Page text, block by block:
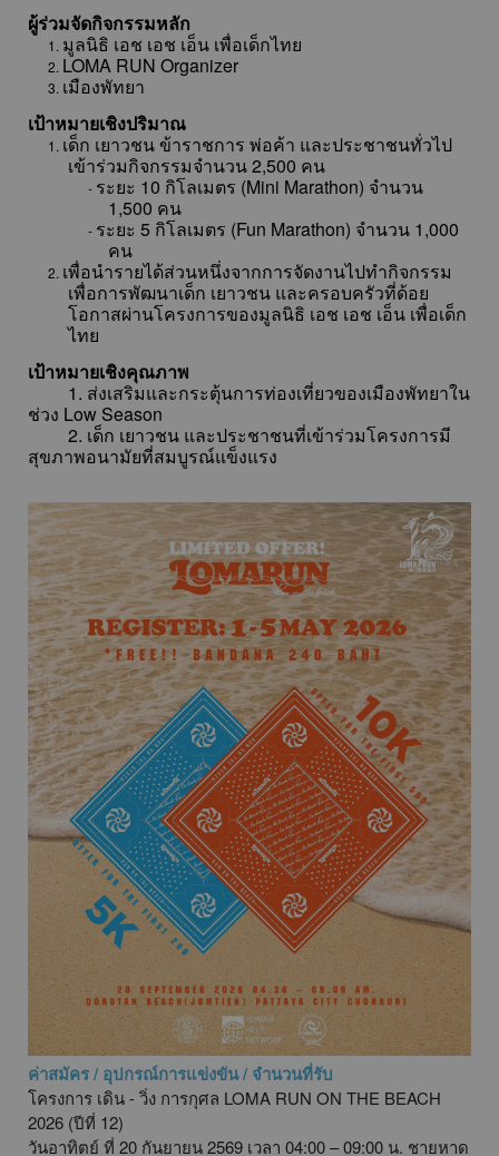
ผู้ร่วมจัดกิจกรรมหลัก
1. มูลนิธิ เอช เอช เอ็น เพื่อเด็กไทย
2. LOMA RUN Organizer
3. เมืองพัทยา
เป้าหมายเชิงปริมาณ
1. เด็ก เยาวชน ข้าราชการ พ่อค้า และประชาชนทั่วไป
เข้าร่วมกิจกรรมจำนวน 2,500 คน
- ระยะ 10 กิโลเมตร (Mini Marathon) จำนวน
1,500 คน
- ระยะ 5 กิโลเมตร (Fun Marathon) จำนวน 1,000
คน
2. เพื่อนำรายได้ส่วนหนึ่งจากการจัดงานไปทำกิจกรรม
เพื่อการพัฒนาเด็ก เยาวชน และครอบครัวที่ด้อย
โอกาสผ่านโครงการของมูลนิธิ เอช เอช เอ็น เพื่อเด็ก
ไทย
เป้าหมายเชิงคุณภาพ
1. ส่งเสริมและกระตุ้นการท่องเที่ยวของเมืองพัทยาใน
ช่วง Low Season
2. เด็ก เยาวชน และประชาชนที่เข้าร่วมโครงการมี
สุขภาพอนามัยที่สมบูรณ์แข็งแรง
ค่าสมัคร / อุปกรณ์การแข่งขัน / จำนวนที่รับ
โครงการ เดิน - วิ่ง การกุศล LOMA RUN ON THE BEACH
2026 (ปีที่ 12)
วันอาทิตย์ ที่ 20 กันยายน 2569 เวลา 04:00 – 09:00 น. ชายหาด